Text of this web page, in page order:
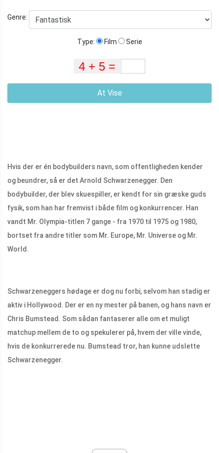
Genre:
Type: Film Serie
At Vise
Hvis der er én bodybuilders navn, som offentligheden kender
og beundrer, så er det Arnold Schwarzenegger. Den
bodybuilder, der blev skuespiller, er kendt for sin græske guds
fysik, som han har fremvist i både film og konkurrencer. Han
vandt Mr. Olympia-titlen 7 gange - fra 1970 til 1975 og 1980,
bortset fra andre titler som Mr. Europe, Mr. Universe og Mr.
World.
Schwarzeneggers hødage er dog nu forbi, selvom han stadig er
aktiv i Hollywood. Der er en ny mester på banen, og hans navn er
Chris Bumstead. Som sådan fantaserer alle om et muligt
matchup mellem de to og spekulerer på, hvem der ville vinde,
hvis de konkurrerede nu. Bumstead tror, ​​han kunne udslette
Schwarzenegger.